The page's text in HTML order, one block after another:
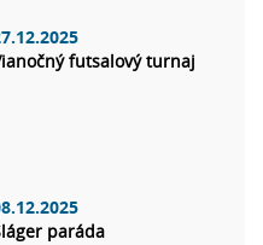
futsalový turnaj
paráda